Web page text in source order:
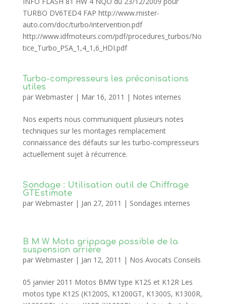
TURBO DV6TED4 FAP http://www.mister-
auto.com/doc/turbo/intervention.pdf
http://www.idfmoteurs.com/pdf/procedures_turbos/No
tice_Turbo_PSA_1,4_1,6_HDI.pdf
Turbo-compresseurs les préconisations
utiles
par Webmaster| Mar 16, 2011 | Notes internes
Nos experts nous communiquent plusieurs notes
techniques sur les montages remplacement
connaissance des défauts sur les turbo-compresseurs
actuellement sujet à récurrence.
Sondage : Utilisation outil de Chiffrage
GTEstimate
par Webmaster| Jan 27, 2011 | Sondages internes
B M W Moto grippage possible de la
suspension arrière
par Webmaster| Jan 12, 2011 | Nos Avocats Conseils
05 janvier 2011 Motos BMW type K12S et K12R Les
motos type K12S (K1200S, K1200GT, K1300S, K1300R,